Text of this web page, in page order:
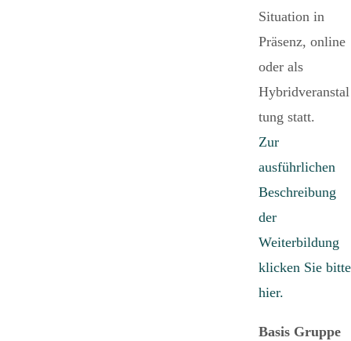
Situation in
Präsenz, online
oder als
Hybridveranstal
tung statt.
Zur
ausführlichen
Beschreibung
der
Weiterbildung
klicken Sie bitte
hier.
Basis Gruppe